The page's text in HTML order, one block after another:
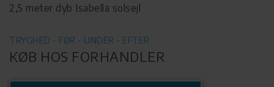
2,5 meter dyb Isabella solsejl
TRYGHED - FØR - UNDER - EFTER
KØB HOS FORHANDLER